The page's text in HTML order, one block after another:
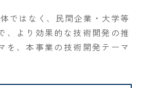
ではなく、民間企業・大学等
、より効果的な技術開発の推
を、本事業の技術開発テーマ